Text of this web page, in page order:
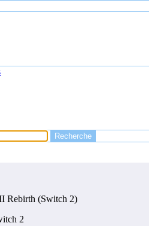
Rebirth (Switch 2)